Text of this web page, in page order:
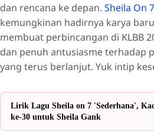
dan rencana ke depan. Sheila On 7
kemungkinan hadirnya karya
membuat perbincangan di KLBB
dan penuh antusiasme terhadap
yang terus berlanjut. Yuk intip
Lirik Lagu Sheila on 7 'Sederhana',
ke-30 untuk Sheila Gank